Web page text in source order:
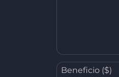
Beneficio ($)